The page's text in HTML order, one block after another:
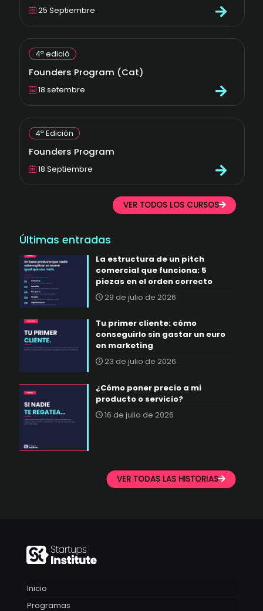
25 Septiembre
4ª edició
Founders Program (Cat)
18 setembre
4ª Edición
Founders Program
18 Septiembre
VER TODOS LOS CURSOS
Últimas entradas
La estructura de un pitch
comercial que funciona: 5
piezas en el orden correcto
29 de julio de 2026
Tu primer cliente: cómo
conseguirlo sin gastar un euro
en marketing
23 de julio de 2026
¿Cómo poner precio a mi
producto o servicio?
16 de julio de 2026
VER TODAS LAS HISTORIAS
Inicio
Programas